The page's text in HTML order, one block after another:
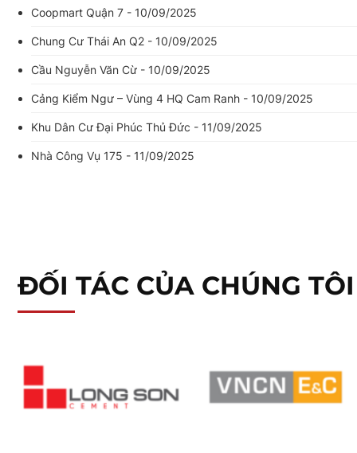
Coopmart Quận 7 - 10/09/2025
Chung Cư Thái An Q2 - 10/09/2025
Cầu Nguyễn Văn Cừ - 10/09/2025
Cảng Kiểm Ngư – Vùng 4 HQ Cam Ranh - 10/09/2025
Khu Dân Cư Đại Phúc Thủ Đức - 11/09/2025
Nhà Công Vụ 175 - 11/09/2025
ĐỐI TÁC CỦA CHÚNG TÔI